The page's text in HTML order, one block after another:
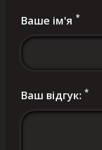
Ваше ім'я *
Ваш відгук: *